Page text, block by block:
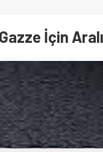
İçin